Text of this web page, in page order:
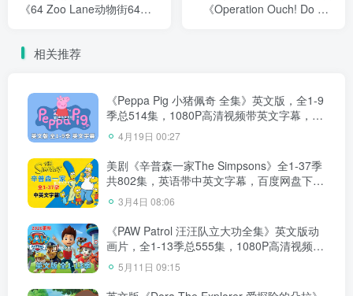
《64 Zoo Lane动物街64
可打印，百度网盘下载！
《Operation Ouch! Do Try
相关推荐
《Peppa Pig 小猪佩奇 全集》英文版，全1-9
季总514集，1080P高清视频带英文字幕，带
配套音频MP3，百度网盘下载！
4月19日 00:27
美剧《辛普森一家The Simpsons》全1-37季
共802集，英语带中英文字幕，百度网盘下
载！
3月4日 08:06
《PAW Patrol 汪汪队立大功全集》英文版动
画片，全1-13季总555集，1080P高清视频带
英文字幕，带配套音频MP3，百度网盘下
载！
5月11日 09:15